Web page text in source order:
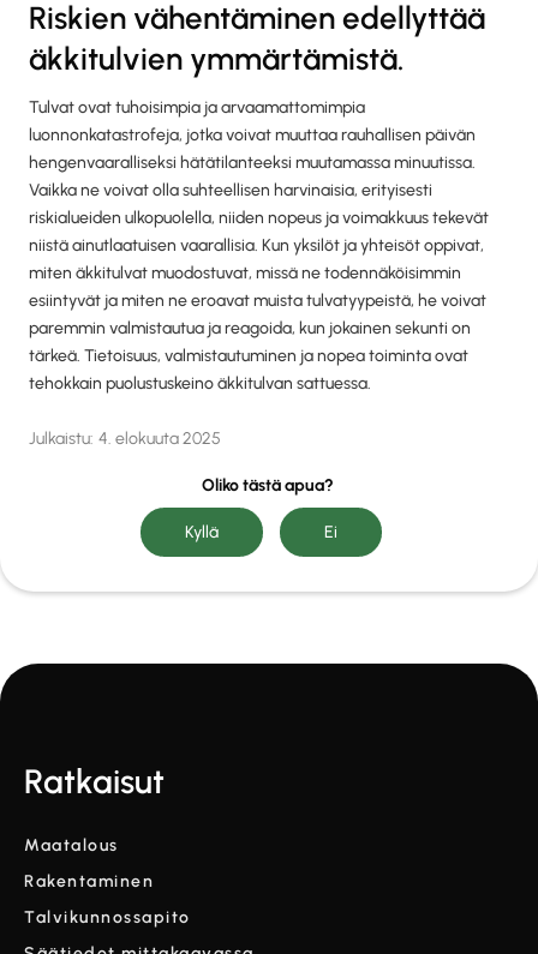
Riskien vähentäminen edellyttää
äkkitulvien ymmärtämistä.
Tulvat ovat tuhoisimpia ja arvaamattomimpia
luonnonkatastrofeja, jotka voivat muuttaa rauhallisen päivän
hengenvaaralliseksi hätätilanteeksi muutamassa minuutissa.
Vaikka ne voivat olla suhteellisen harvinaisia, erityisesti
riskialueiden ulkopuolella, niiden nopeus ja voimakkuus tekevät
niistä ainutlaatuisen vaarallisia. Kun yksilöt ja yhteisöt oppivat,
miten äkkitulvat muodostuvat, missä ne todennäköisimmin
esiintyvät ja miten ne eroavat muista tulvatyypeistä, he voivat
paremmin valmistautua ja reagoida, kun jokainen sekunti on
tärkeä. Tietoisuus, valmistautuminen ja nopea toiminta ovat
tehokkain puolustuskeino äkkitulvan sattuessa.
Julkaistu: 4. elokuuta 2025
Oliko tästä apua?
Ratkaisut
Maatalous
Rakentaminen
Talvikunnossapito